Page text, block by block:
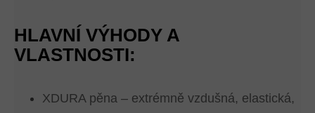
HLAVNÍ VÝHODY A
VLASTNOSTI:
XDURA pěna – extrémně vzdušná, elastická,